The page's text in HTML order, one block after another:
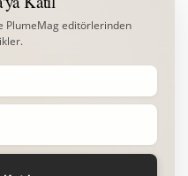
PlumeMag editörlerinden